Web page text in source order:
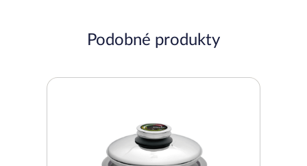
Podobné produkty